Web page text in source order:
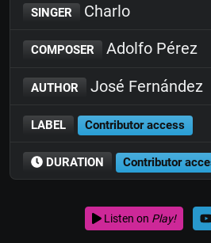
SINGER Charlo
COMPOSER Adolfo Pérez
AUTHOR José Fernández
LABEL Contributor access
DURATION Contributor
Listen on Play!